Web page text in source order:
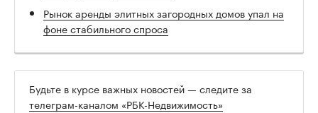
Рынок аренды элитных загородных домов упал на
фоне стабильного спроса
Будьте в курсе важных новостей — следите за
телеграм-каналом «РБК-Недвижимость»